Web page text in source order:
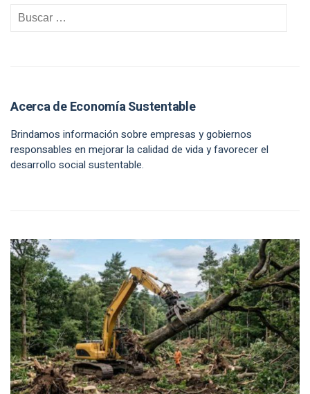
Acerca de Economía Sustentable
Brindamos información sobre empresas y gobiernos
responsables en mejorar la calidad de vida y favorecer el
desarrollo social sustentable.